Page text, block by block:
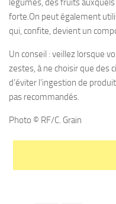
légumes, des fruits
forte.On peut également
qui, confite, devient un
Un conseil : veillez lorsque
zestes, à ne choisir que des
d’éviter l’ingestion de
pas recommandés.
Photo © RF/C. Grain